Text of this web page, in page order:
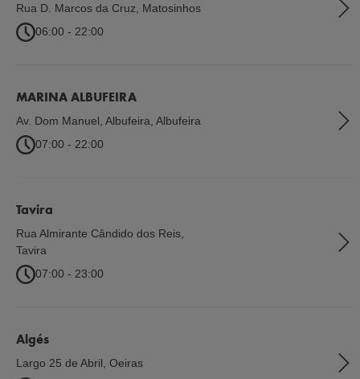
Rua D. Marcos da Cruz
Matosinhos
06:00 - 22:00
MARINA ALBUFEIRA
Av. Dom Manuel, Albufeira Albufeira
07:00 - 22:00
Tavira
Rua Almirante Cândido dos Reis
Tavira
07:00 - 23:00
Algés
Largo 25 de Abril Oeiras